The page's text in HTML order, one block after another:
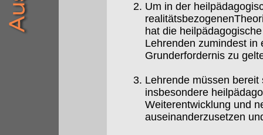
Um in der
hat die
Lehrenden zumindest in
Grunderfordernis zu
Lehrende müssen
insbesondere
Weiterentwicklung und
auseinanderzusetzen